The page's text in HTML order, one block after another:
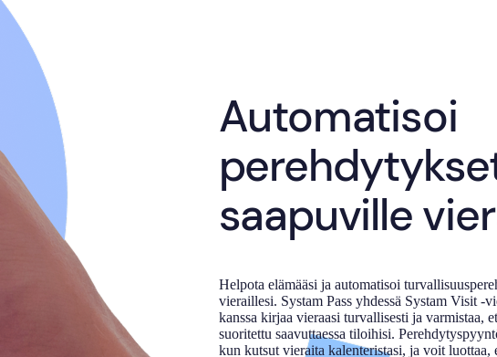
Automatisoi
saapuville
Helpota elämääsi ja automatisoi
vieraillesi. Systam Pass yhdessä Systam Visit -
kanssa kirjaa vieraasi turvallisesti ja varmistaa,
suoritettu saavuttaessa tiloihisi.
kun kutsut vieraita kalenteristasi, ja voit luottaa,